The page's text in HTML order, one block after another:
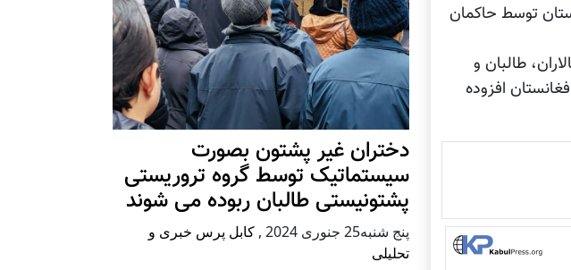
توسط حاکمان
طالبان و
افزوده
دختران غیر پشتون بصورت
سیستماتیک توسط گروه تروریستی
پشتونیستی طالبان ربوده می شوند
پنج شنبه25 جنوری 2024 , کابل پرس خبری و
تحلیلی